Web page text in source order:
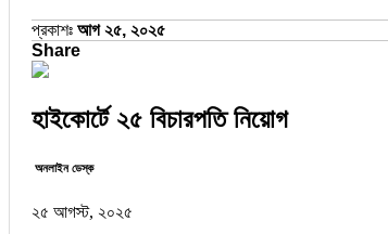
প্রকাশঃ আগ ২৫, ২০২৫
Share
হাইকোর্টে ২৫ বিচারপতি নিয়োগ
অনলাইন ডেস্ক
২৫ আগস্ট, ২০২৫